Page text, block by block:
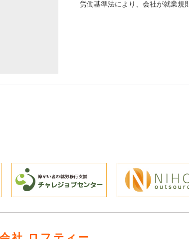
労働基準法により、会社が就業規